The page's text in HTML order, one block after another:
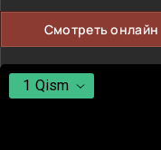
Смотреть онлайн
1 Qism